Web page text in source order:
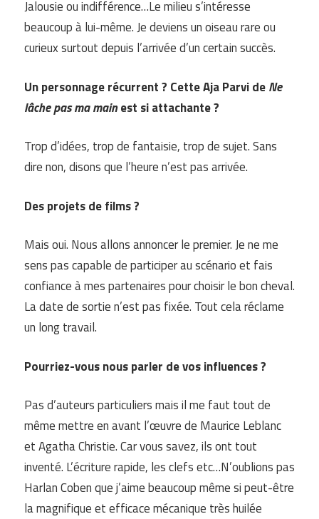
Jalousie ou indifférence…Le milieu s’intéresse
beaucoup à lui-même. Je deviens un oiseau rare ou
curieux surtout depuis l’arrivée d’un certain succès.
Un personnage récurrent ? Cette Aja Parvi deNe
lâche pas ma mainest si attachante ?
Trop d’idées, trop de fantaisie, trop de sujet. Sans
dire non, disons que l’heure n’est pas arrivée.
Des projets de films ?
Mais oui. Nous allons annoncer le premier. Je ne me
sens pas capable de participer au scénario et fais
confiance à mes partenaires pour choisir le bon cheval.
La date de sortie n’est pas fixée. Tout cela réclame
un long travail.
Pourriez-vous nous parler de vos influences ?
Pas d’auteurs particuliers mais il me faut tout de
même mettre en avant l’œuvre de Maurice Leblanc
et Agatha Christie. Car vous savez, ils ont tout
inventé. L’écriture rapide, les clefs etc…N’oublions pas
Harlan Coben que j’aime beaucoup même si peut-être
la magnifique et efficace mécanique très huilée